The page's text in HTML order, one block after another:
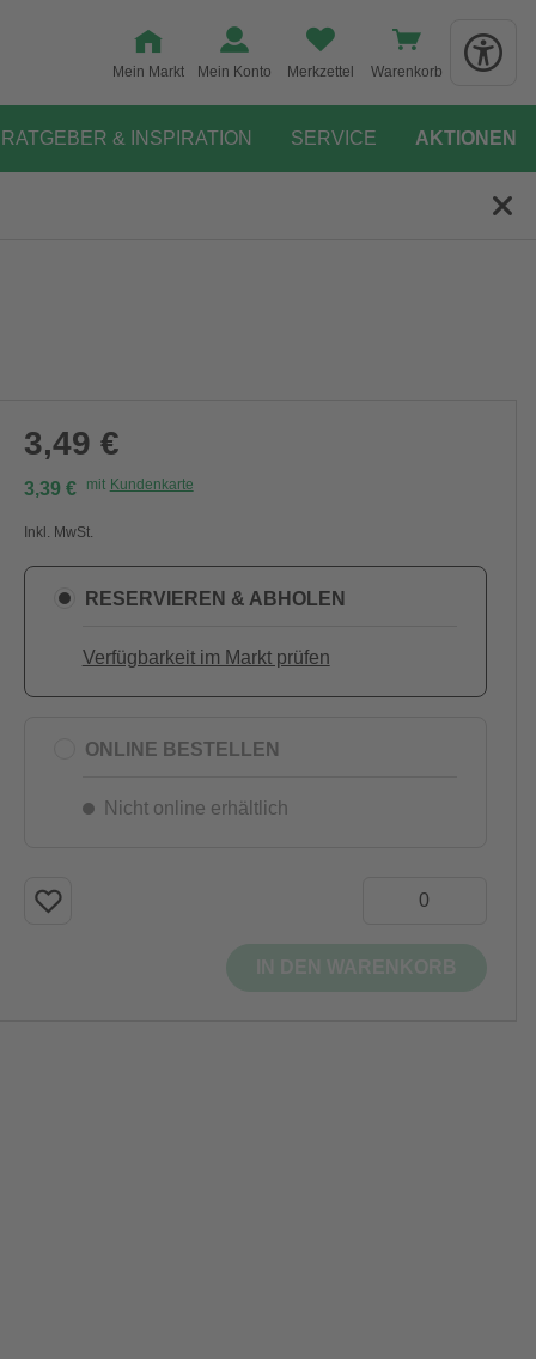
Mein Markt Mein Konto Merkzettel Warenkorb
RATGEBER & INSPIRATION SERVICE AKTIONEN
3,49 €
3,39 € mit Kundenkarte
Inkl. MwSt.
RESERVIEREN & ABHOLEN
Verfügbarkeit im Markt prüfen
ONLINE BESTELLEN
Nicht online erhältlich